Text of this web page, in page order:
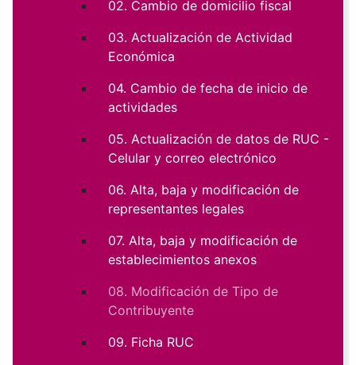
02. Cambio de domicilio fiscal
03. Actualización de Actividad
Económica
04. Cambio de fecha de inicio de
actividades
05. Actualización de datos de RUC -
Celular y correo electrónico
06. Alta, baja y modificación de
representantes legales
07. Alta, baja y modificación de
establecimientos anexos
08. Modificación de Tipo de
Contribuyente
09. Ficha RUC